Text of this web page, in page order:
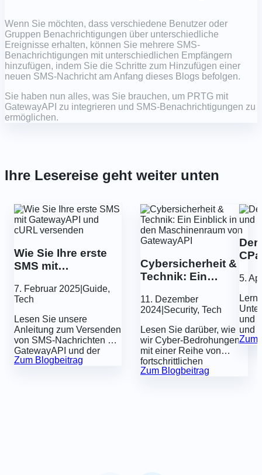
Wenn Sie möchten, dass verschiedene Benutzer oder
Gruppen Benachrichtigungen über unterschiedliche
Ereignisse erhalten, können Sie mehrere SMS-
Benachrichtigungen mit unterschiedlichen Empfängern
hinzufügen, indem Sie die Schritte zum Hinzufügen einer
neuen SMS-Nachricht am Anfang dieses Blogs befolgen.
Sie haben nun alles, was Sie brauchen, um PRTG mit
GatewayAPI zu integrieren und SMS-Benachrichtigungen zu
ermöglichen.
Ihre Lesereise geht weiter unten
Wie Sie Ihre erste
SMS mit
cURL versenden
7. Februar 2025 Guide,
Tech
Lesen Sie unsere
Anleitung zum Versenden
von SMS-Nachrichten mit
GatewayAPI und der
Programmiersprache
Zum Blogbeitrag
Cybersicherheit &
Technik: Ein
Maschinenraum
von GatewayAPI
11. Dezember
2024 Security, Tech
Lesen Sie darüber, wie
wir Cyber-Bedrohungen
mit einer Reihe von
fortschrittlichen
technischen
Zum Blogbeitrag
Der
5.
und
und
der
Zum